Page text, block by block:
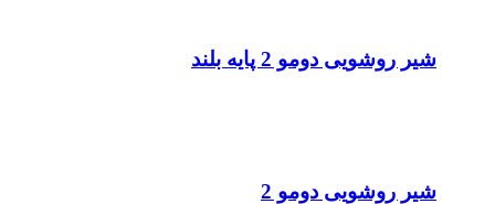
شیر روشویی دومو 2 پایه بلند
شیر روشویی دومو 2